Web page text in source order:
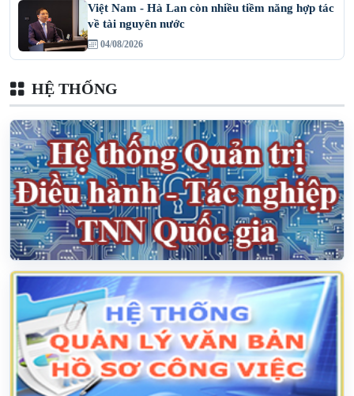
Việt Nam - Hà Lan còn nhiều tiềm năng hợp tác
về tài nguyên nước
04/08/2026
HỆ THỐNG